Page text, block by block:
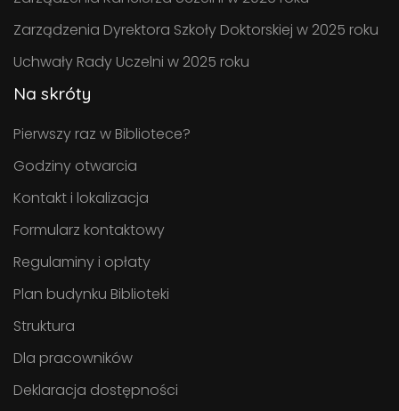
Zarządzenia Dyrektora Szkoły Doktorskiej w 2025 roku
Uchwały Rady Uczelni w 2025 roku
Na skróty
Pierwszy raz w Bibliotece?
Godziny otwarcia
Kontakt i lokalizacja
Formularz kontaktowy
Regulaminy i opłaty
Plan budynku Biblioteki
Struktura
Dla pracowników
Deklaracja dostępności